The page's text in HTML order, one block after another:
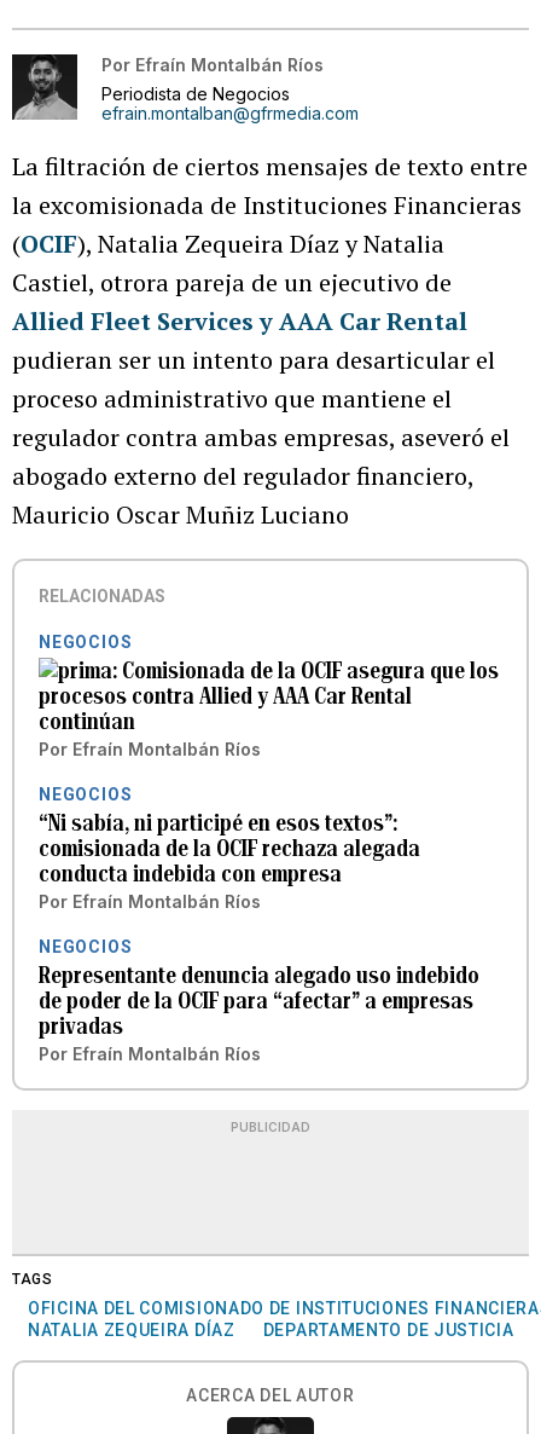
Por Efraín Montalbán Ríos
Periodista de Negocios
efrain.montalban@gfrmedia.com
La filtración de ciertos mensajes de texto entre
la excomisionada de Instituciones Financieras
(OCIF), Natalia Zequeira Díaz y Natalia
Castiel, otrora pareja de un ejecutivo de
Allied Fleet Services y AAA Car Rental
pudieran ser un intento para desarticular el
proceso administrativo que mantiene el
regulador contra ambas empresas, aseveró el
abogado externo del regulador financiero,
Mauricio Oscar Muñiz Luciano
RELACIONADAS
NEGOCIOS
Comisionada de la OCIF asegura que los
procesos contra Allied y AAA Car Rental
continúan
Por Efraín Montalbán Ríos
NEGOCIOS
“Ni sabía, ni participé en esos textos”:
comisionada de la OCIF rechaza alegada
conducta indebida con empresa
Por Efraín Montalbán Ríos
NEGOCIOS
Representante denuncia alegado uso indebido
de poder de la OCIF para “afectar” a empresas
privadas
Por Efraín Montalbán Ríos
PUBLICIDAD
TAGS
OFICINA DEL COMISIONADO DE INSTITUCIONES
NATALIA ZEQUEIRA DÍAZ
DEPARTAMENTO DE JUSTICIA
ACERCA DEL AUTOR